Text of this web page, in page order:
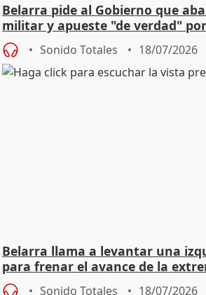
Belarra pide al Gobierno que
militar y apueste "de verdad"
Sonido Totales 18/07/2026
Belarra llama a levantar una
para frenar el avance de la
Sonido Totales 18/07/2026